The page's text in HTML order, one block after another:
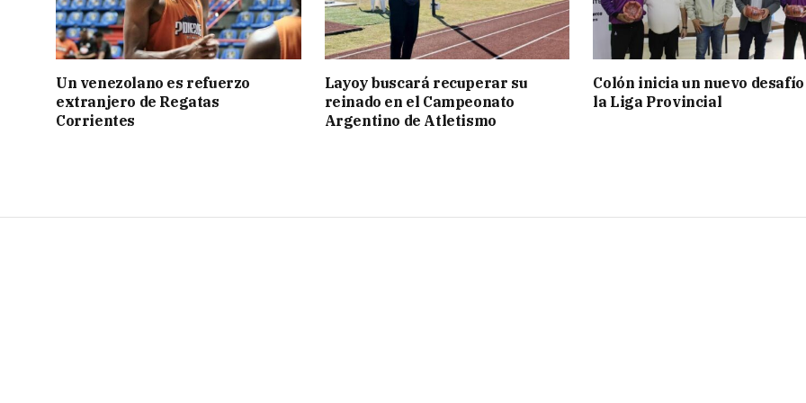
Un venezolano es refuerzo
extranjero de Regatas
Corrientes
Layoy buscará recuperar su
reinado en el Campeonato
Argentino de Atletismo
Colón inicia un nuevo
la Liga Provincial